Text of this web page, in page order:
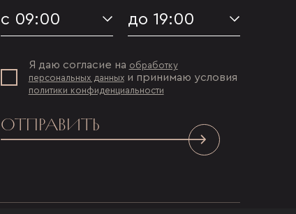
с 09:00 до 19:00
Я даю согласие на обработку
персональных данныхи принимаю условия
политики конфиденциальности
ОТПРАВИТЬ